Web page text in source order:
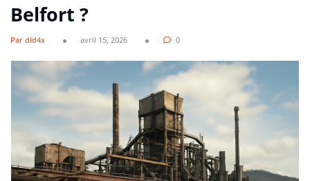
Belfort ?
Par did4x avril 15, 2026 0